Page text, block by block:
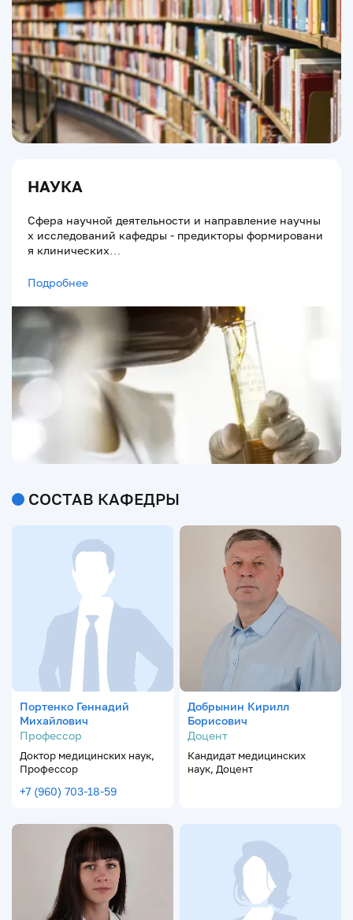
НАУКА
Сфера научной деятельности и направление научны
х исследований кафедры - предикторы формировани
я клинических…
Подробнее
СОСТАВ КАФЕДРЫ
Портенко Геннадий
Михайлович
Профессор
Доктор медицинских наук,
Профессор
+7 (960) 703-18-59
Добрынин Кирилл
Борисович
Доцент
Кандидат медицинских
наук, Доцент